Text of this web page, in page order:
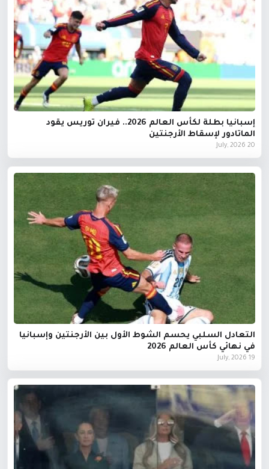
إسبانيا بطلة لكأس العالم 2026.. فيران توريس يقود
الماتادور لإسقاط الأرجنتين
20 July, 2026
التعادل السلبي يحسم الشوط الأول بين الأرجنتين وإسبانيا
في نهائي كأس العالم 2026
19 July, 2026